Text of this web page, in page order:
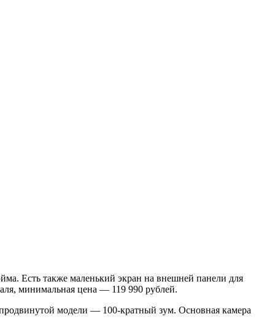
Есть также маленький экран на внешней панели для
минимальная цена — 119 990 рублей.
модели — 100-кратный зум. Основная камера